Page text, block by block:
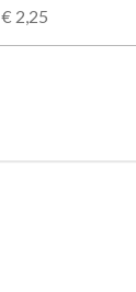
€ 2,25